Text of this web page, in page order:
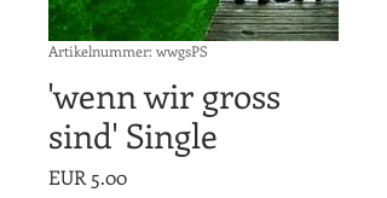
Artikelnummer: wwgsPS
'wenn wir gross
sind' Single
EUR 5.00Preis